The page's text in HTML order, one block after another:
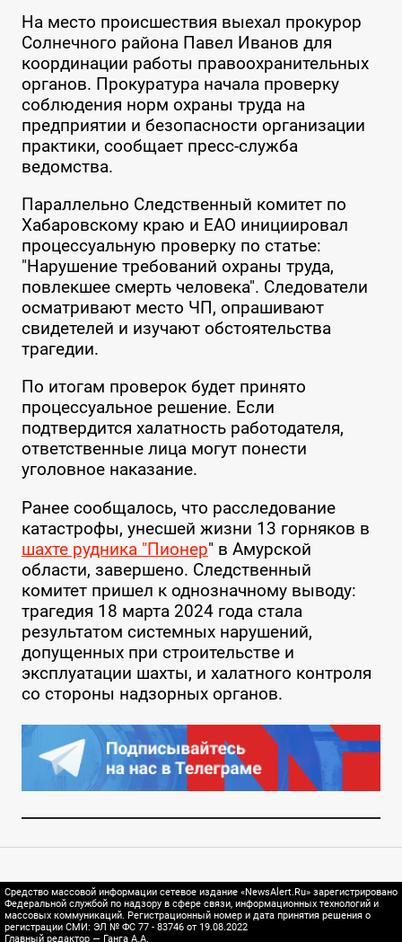
На место происшествия выехал прокурор
Солнечного района Павел Иванов для
координации работы правоохранительных
органов. Прокуратура начала проверку
соблюдения норм охраны труда на
предприятии и безопасности организации
практики, сообщает пресс-служба
ведомства.
Параллельно Следственный комитет по
Хабаровскому краю и ЕАО инициировал
процессуальную проверку по статье:
"Нарушение требований охраны труда,
повлекшее смерть человека". Следователи
осматривают место ЧП, опрашивают
свидетелей и изучают обстоятельства
трагедии.
По итогам проверок будет принято
процессуальное решение. Если
подтвердится халатность работодателя,
ответственные лица могут понести
уголовное наказание.
Ранее сообщалось, что расследование
катастрофы, унесшей жизни 13 горняков в
шахте рудника "Пионер" в Амурской
области, завершено. Следственный
комитет пришел к однозначному выводу:
трагедия 18 марта 2024 года стала
результатом системных нарушений,
допущенных при строительстве и
эксплуатации шахты, и халатного контроля
со стороны надзорных органов.
Средство массовой информации сетевое издание «NewsAlert.Ru» зарегистрировано
Федеральной службой по надзору в сфере связи, информационных технологий и
массовых коммуникаций. Регистрационный номер и дата принятия решения о
регистрации СМИ: ЭЛ № ФС 77 - 83746 от 19.08.2022
Главный редактор — Ганга А.А.